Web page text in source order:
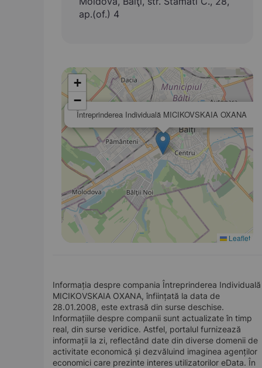
ap.(of.) 4
Întreprinderea Individuală MICIKOVSKAIA OXANA
+
−
Leaflet
Informația despre compania Întreprinderea Individuală
MICIKOVSKAIA OXANA, înființată la data de
28.01.2008, este extrasă din surse deschise.
Informațiile despre companii sunt actualizate în timp
real, din surse veridice. Astfel, portalul furnizează
informații la zi, reflectând date din diverse domenii de
activitate economică și dezvăluind imaginea agenților
economici care prezinte interes utilizatorilor eData. În